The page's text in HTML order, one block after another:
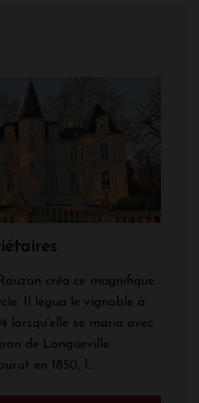
créa ce magnifique
Il légua le vignoble à
lorsqu'elle se maria avec
de Longueville.
en 1850, l...